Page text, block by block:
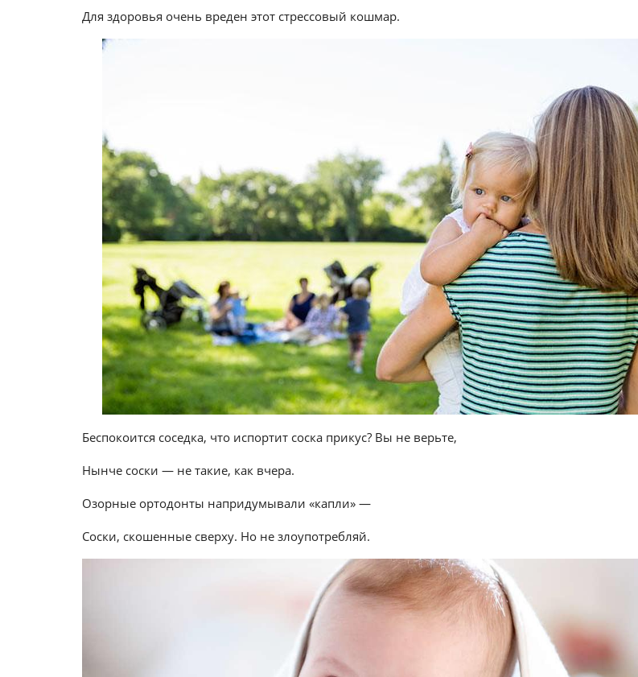
Для здоровья очень вреден этот стрессовый кошмар.
Беспокоится соседка, что испортит соска прикус? Вы не верьте,
Нынче соски — не такие, как вчера.
Озорные ортодонты напридумывали «капли» —
Соски, скошенные сверху. Но не злоупотребляй.